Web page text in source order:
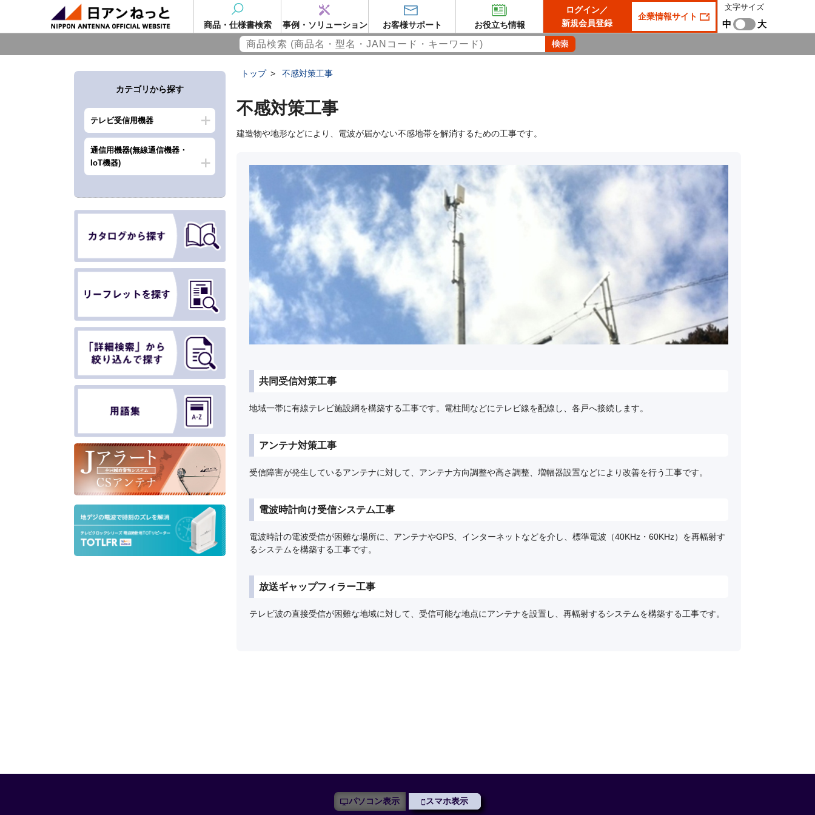
商品・仕様書検索 事例・ソリューション お客様サポート お役立ち情報
ログイン／
新規会員登録
企業情報サイト
文字サイズ
中 大
カテゴリから探す
テレビ受信用機器
通信用機器(無線通信機器・
IoT機器)
トップ > 不感対策工事
不感対策工事
建造物や地形などにより、電波が届かない不感地帯を解消するための工事です。
共同受信対策工事
地域一帯に有線テレビ施設網を構築する工事です。電柱間などにテレビ線を配線し、各戸へ接続します。
アンテナ対策工事
受信障害が発生しているアンテナに対して、アンテナ方向調整や高さ調整、増幅器設置などにより改善を行う工事です。
電波時計向け受信システム工事
電波時計の電波受信が困難な場所に、アンテナやGPS、インターネットなどを介し、標準電波（40KHz・60KHz）を再輻射す
るシステムを構築する工事です。
放送ギャップフィラー工事
テレビ波の直接受信が困難な地域に対して、受信可能な地点にアンテナを設置し、再輻射するシステムを構築する工事です。
パソコン表示 スマホ表示